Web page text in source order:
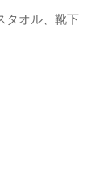
タオル、靴下